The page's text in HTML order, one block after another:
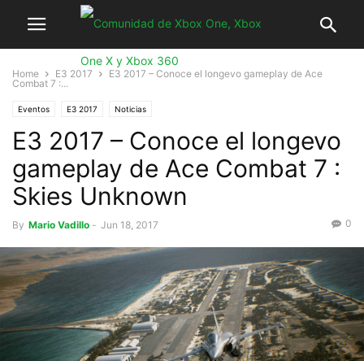
Home E3 2017
E3 2017 – Conoce el longevo gameplay de Ace
Combat 7 :...
Eventos E3 2017 Noticias
E3 2017 – Conoce el longevo
gameplay de Ace Combat 7 :
Skies Unknown
By Mario Vadillo - Jun 18, 2017 0